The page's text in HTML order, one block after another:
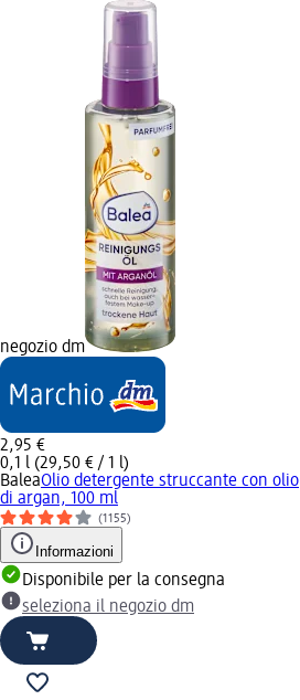
negozio dm
2,95 €
0,1 l (29,50 € / 1 l)
BaleaOlio detergente struccante con olio
di argan, 100 ml
(1155)
Informazioni
Disponibile per la consegna
seleziona il negozio dm